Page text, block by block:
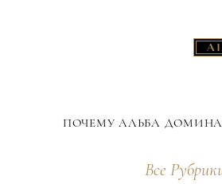
ПОЧЕМУ АЛЬБА
Все